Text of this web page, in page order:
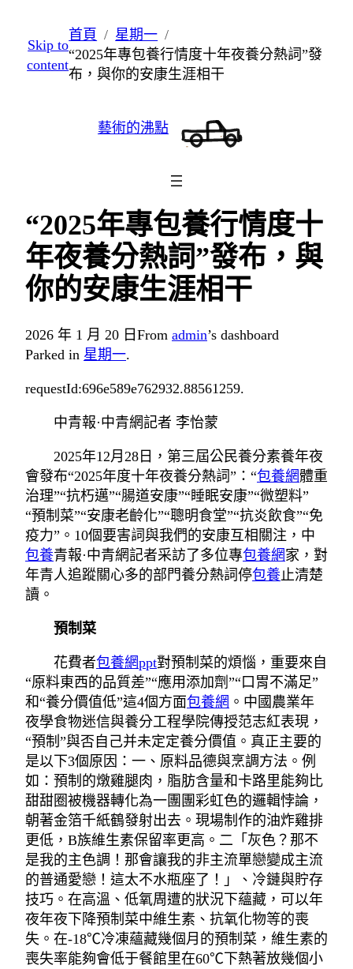
至
主
Skip to
content
首頁
星期一
“2025年專包養行情度十年夜養分熱詞”發
布，與你的安康生涯相干
藝術的沸點
“2025年專包養行情度十
年夜養分熱詞”發布，與
你的安康生涯相干
2026 年 1 月 20 日 From admin’s dashboard
Parked in 星期一.
requestId:696e589e762932.88561259.
中青報·中青網記者 李怡蒙
2025年12月28日，第三屆公民養分素養年夜
會發布“2025年度十年夜養分熱詞”：“包養網體重
治理”“抗朽邁”“腸道安康”“睡眠安康”“微塑料”
“預制菜”“安康老齡化”“聰明食堂”“抗炎飲食”“免
疫力”。10個要害詞與我們的安康互相關注，中
包養青報·中青網記者采訪了多位專包養網家，對
年青人追蹤關心多的部門養分熱詞停包養止清楚
讀。
預制菜
花費者包養網ppt對預制菜的煩惱，重要來自
“原料東西的品質差”“應用添加劑”“口胃不滿足”
和“養分價值低”這4個方面包養網 。中國農業年
夜學食物迷信與養分工程學院傳授范志紅表現，
“預制”與否自己并未定定養分價值。真正主要的
是以下3個原因：一、原料品德與烹調方法。例
如：預制的燉雞腿肉，脂肪含量和卡路里能夠比
甜甜圈被機器轉化為一團團彩虹色的邏輯悖論，
朝著金箔千紙鶴發射出去。現場制作的油炸雞排
更低，B族維生素保留率更高。二「灰色？那不
是我的主色調！那會讓我的非主流單戀變成主流
的普通愛戀！這太不水瓶座了！」、冷鏈與貯存
技巧。在高溫、低氧周遭的狀況下蘊藏，可以年
夜年夜下降預制菜中維生素、抗氧化物等的喪
失。在-18℃冷凍蘊藏幾個月的預制菜，維生素的
喪失率能夠會低于餐館里在60℃下熱著放幾個小